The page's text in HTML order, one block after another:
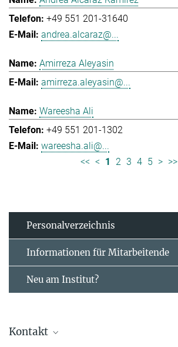
+49 551 201-31640
andrea.alcaraz@...
Amirreza Aleyasin
amirreza.aleyasin@...
Wareesha Ali
+49 551 201-1302
wareesha.ali@...
<< < 1 2 3 4 5 > >>
Personal­verzeichnis
Informationen für Mitarbeitende
Neu am Institut?
Kontakt